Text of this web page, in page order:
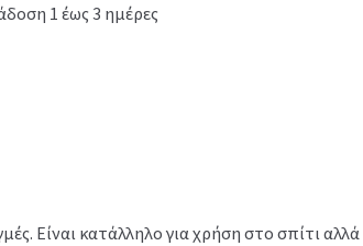
1 έως 3 ημέρες
Είναι κατάλληλο για χρήση στο σπίτι